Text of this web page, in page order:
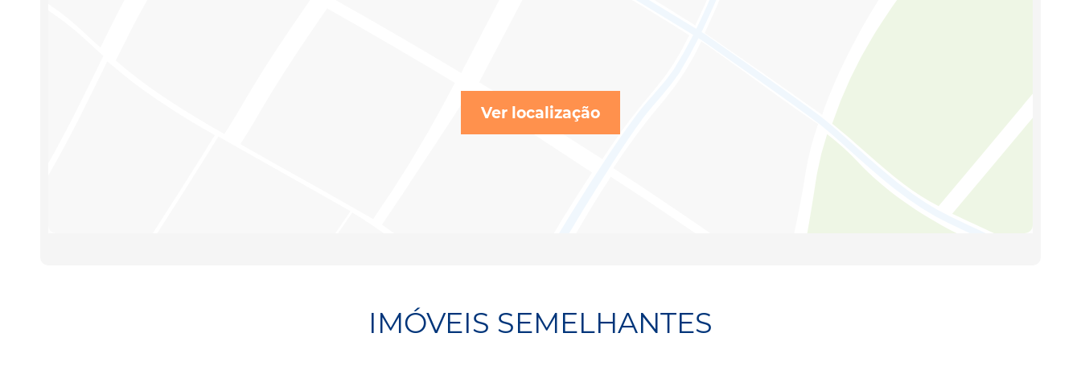
Ver localização
IMÓVEIS SEMELHANTES